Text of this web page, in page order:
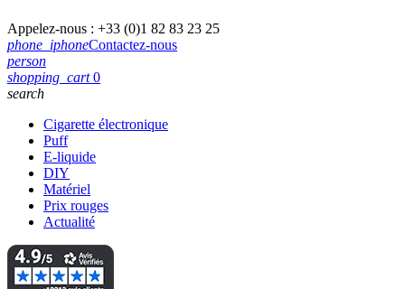
Appelez-nous : +33 (0)1 82 83 23 25
phone_iphoneContactez-nous
person
shopping_cart 0
search
Cigarette électronique
Puff
E-liquide
DIY
Matériel
Prix rouges
Actualité